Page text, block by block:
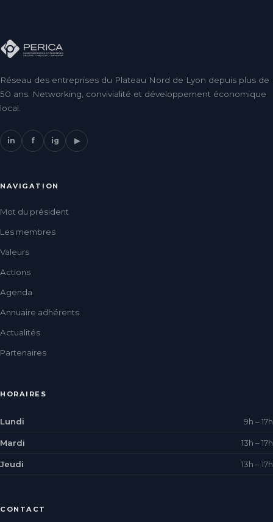
Réseau des entreprises du Plateau Nord de Lyon depuis plus de
50 ans. Networking, convivialité et développement économique
local.
in f ig ▶
NAVIGATION
Mot du président
Les membres
Valeurs
Actions
Agenda
Annuaire adhérents
Actualités
Partenaires
HORAIRES
Lundi 9h – 17h
Mardi 13h – 17h
Jeudi 13h – 17h
CONTACT